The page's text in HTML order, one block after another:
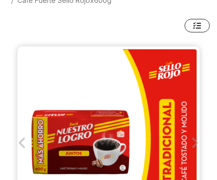
Previous Next